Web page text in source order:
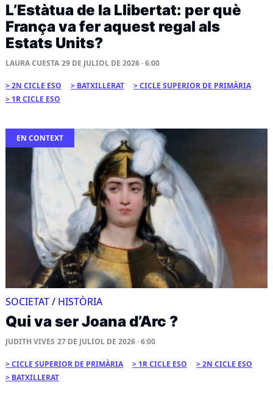
L’Estàtua de la Llibertat: per què
França va fer aquest regal als
Estats Units?
LAURA CUESTA 29 DE JULIOL DE 2026 · 6:00
2N CICLE ESO BATXILLERAT
CICLE SUPERIOR DE PRIMÀRIA
1R CICLE ESO
EN CONTEXT
SOCIETAT/ HISTÒRIA
Qui va ser Joana d’Arc ?
JUDITH VIVES 27 DE JULIOL DE 2026 · 6:00
CICLE SUPERIOR DE PRIMÀRIA 1R CICLE ESO
2N CICLE ESO
BATXILLERAT